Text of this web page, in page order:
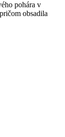
pohára v
obsadila